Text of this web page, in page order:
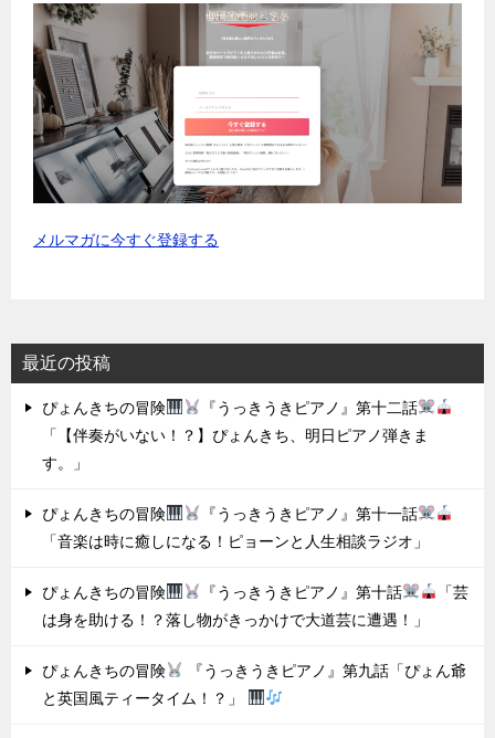
メルマガに今すぐ登録する
最近の投稿
ぴょんきちの冒険
『うっきうきピアノ』第十二話
「【伴奏がいない！？】ぴょんきち、明日ピアノ弾きま
す。」
ぴょんきちの冒険
『うっきうきピアノ』第十一話
「音楽は時に癒しになる！ピョーンと人生相談ラジオ」
ぴょんきちの冒険 『うっきうきピアノ』第十話
「芸
は身を助ける！？落し物がきっかけで大道芸に遭遇！」
ぴょんきちの冒険
『うっきうきピアノ』第九話「ぴょん爺
と英国風ティータイム！？」